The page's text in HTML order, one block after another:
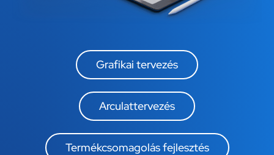
Grafikai tervezés
Arculattervezés
Termékcsomagolás fejlesztés